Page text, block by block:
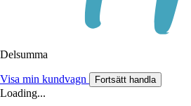
Delsumma
Visa min kundvagn Fortsätt handla
Loading...